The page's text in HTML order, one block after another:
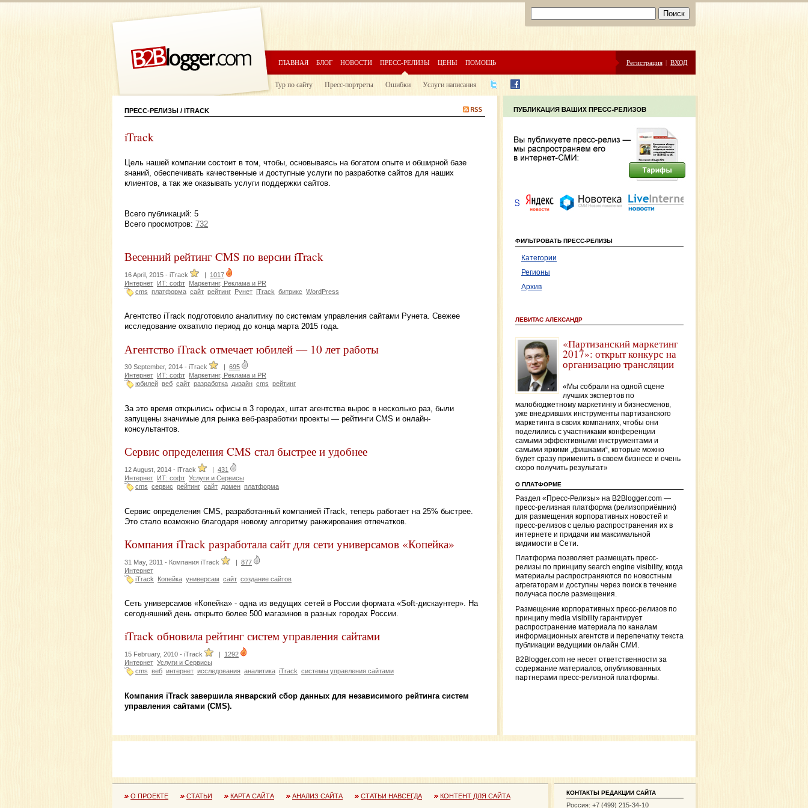
ГЛАВНАЯ БЛОГ НОВОСТИ ПРЕСС-РЕЛИЗЫ ЦЕНЫ ПОМОЩЬ Регистрация | ВХОД
Тур по сайту Пресс-портреты Ошибки Услуги написания
ПРЕСС-РЕЛИЗЫ / ITRACK
iTrack
Цель нашей компании состоит в том, чтобы, основываясь на богатом опыте и обширной базе
знаний, обеспечивать качественные и доступные услуги по разработке сайтов для наших
клиентов, а так же оказывать услуги поддержки сайтов.
Всего публикаций: 5
Всего просмотров: 732
Весенний рейтинг CMS по версии iTrack
16 April, 2015 - iTrack | 1017
Интернет ИТ: софт Маркетинг, Реклама и PR
cms платформа сайт рейтинг Рунет iTrack битрикс WordPress
Агентство iTrack подготовило аналитику по системам управления сайтами Рунета. Свежее
исследование охватило период до конца марта 2015 года.
Агентство iTrack отмечает юбилей — 10 лет работы
30 September, 2014 - iTrack
695
Интернет ИТ: софт Маркетинг, Реклама и PR
юбилей веб сайт разработка дизайн cms рейтинг
За это время открылись офисы в 3 городах, штат агентства вырос в несколько раз, были
запущены значимые для рынка веб-разработки проекты — рейтинги CMS и онлайн-
консультантов.
Сервис определения CMS стал быстрее и удобнее
12 August, 2014 - iTrack | 431
Интернет ИТ: софт Услуги и Сервисы
cms сервис рейтинг сайт домен платформа
Сервис определения CMS, разработанный компанией iTrack, теперь работает на 25% быстрее.
Это стало возможно благодаря новому алгоритму ранжирования отпечатков.
Компания iTrack разработала сайт для сети универсамов «Копейка»
31 May, 2011 - Компания iTrack | 877
Интернет
iTrack
Копейка универсам сайт создание сайтов
Сеть универсамов «Копейка» - одна из ведущих сетей в России формата «Soft-дискаунтер». На
сегодняшний день открыто более 500 магазинов в разных городах России.
iTrack обновила рейтинг систем управления сайтами
15 February, 2010 - iTrack | 1292
Интернет Услуги и Сервисы
cms веб интернет исследования аналитика iTrack системы управления сайтами
Компания iTrack завершила январский сбор данных для независимого рейтинга систем
управления сайтами (CMS).
ФИЛЬТРОВАТЬ ПРЕСС-РЕЛИЗЫ
Категории
Регионы
Архив
ЛЕВИТАС АЛЕКСАНДР
«Партизанский маркетинг
2017»: открыт конкурс на
организацию трансляции
«Мы собрали на одной сцене
лучших экспертов по
малобюджетному маркетингу и бизнесменов,
уже внедривших инструменты партизанского
маркетинга в своих компаниях, чтобы они
поделились с участниками конференции
самыми эффективными инструментами и
самыми яркими „фишками“, которые можно
будет сразу применить в своем бизнесе и очень
скоро получить результат»
О ПЛАТФОРМЕ
Раздел «Пресс-Релизы» на B2Blogger.com —
пресс-релизная платформа (релизоприёмник)
для размещения корпоративных новостей и
пресс-релизов с целью распространения их в
интернете и придачи им максимальной
видимости в Сети.
Платформа позволяет размещать пресс-
релизы по принципу search engine visibility, когда
материалы распространяются по новостным
агрегаторам и доступны через поиск в течение
получаса после размещения.
Размещение корпоративных пресс-релизов по
принципу media visibility гарантирует
распространение материала по каналам
информационных агентств и перепечатку текста
публикации ведущими онлайн СМИ.
B2Blogger.com не несет ответственности за
содержание материалов, опубликованных
партнерами пресс-релизной платформы.
О ПРОЕКТЕ СТАТЬИ КАРТА САЙТА АНАЛИЗ САЙТА СТАТЬИ НАВСЕГДА КОНТЕНТ ДЛЯ САЙТА КОНТАКТЫ РЕДАКЦИИ САЙТА
Россия: +7 (499) 215-34-10